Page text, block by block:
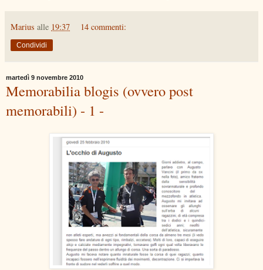
Marius alle 19:37 14 commenti:
Condividi
martedì 9 novembre 2010
Memorabilia blogis (ovvero post
memorabili) - 1 -